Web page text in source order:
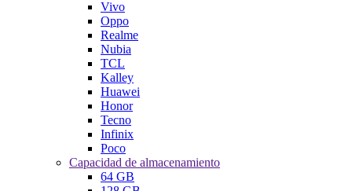
Vivo
Oppo
Realme
Nubia
TCL
Kalley
Huawei
Honor
Tecno
Infinix
Poco
Capacidad de almacenamiento
64 GB